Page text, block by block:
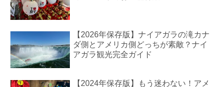
【2026年保存版】ナイアガラの滝カナ
ダ側とアメリカ側どっちが素敵？ナイ
アガラ観光完全ガイド
【2024年保存版】もう迷わない！アメ